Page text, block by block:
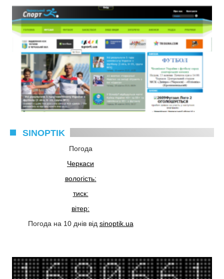
SINOPTIK
Погода
Черкаси
вологість:
тиск:
вітер:
Погода на 10 днів від sinoptik.ua